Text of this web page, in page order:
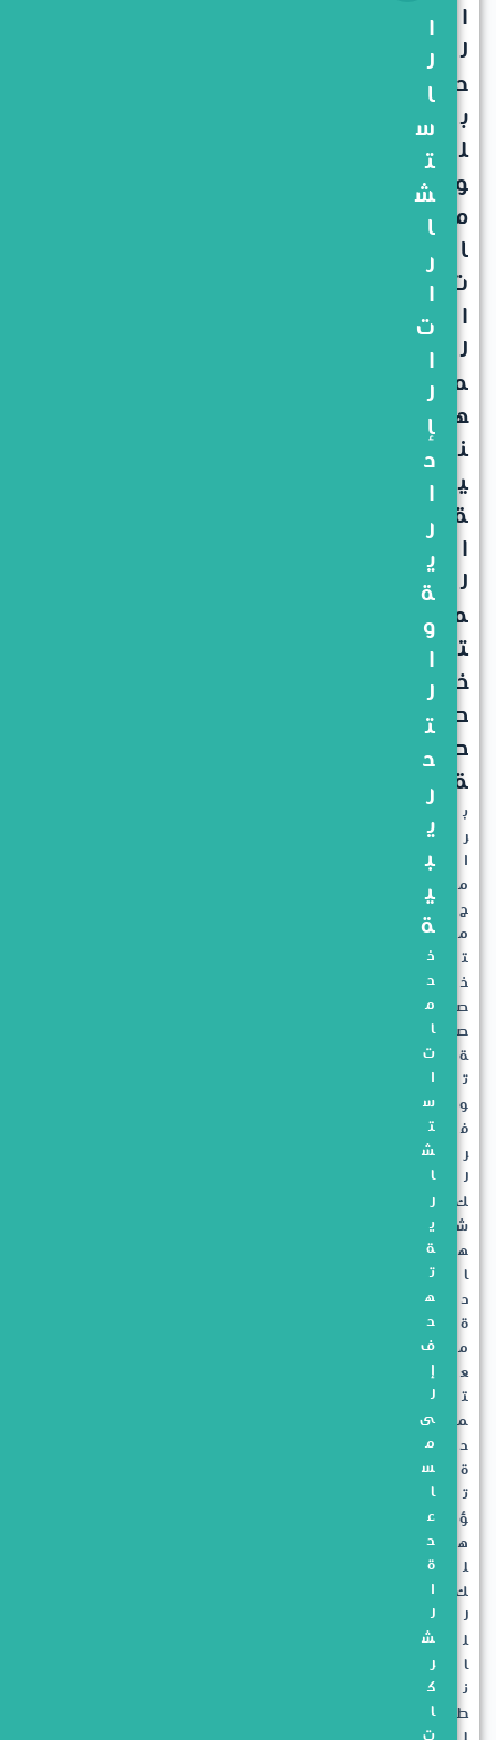
ا
ل
د
ب
ل
و
م
ا
ت
ا
ل
م
ه
ن
ي
ة
ا
ل
م
ت
خ
ص
ص
ة
ب
ر
ا
م
ج
م
ت
خ
ص
ص
ة
ت
و
ف
ر
ل
ك
ش
ه
ا
د
ة
م
ع
ت
م
د
ة
ت
ؤ
ه
ل
ك
ل
ل
ا
ن
ط
ا
ل
ا
س
ت
ش
ا
ر
ا
ت
ا
ل
إ
د
ا
ر
ي
ة
و
ا
ل
ت
د
ر
ي
ب
ي
ة
خ
د
م
ا
ت
ا
س
ت
ش
ا
ر
ي
ة
ت
ه
د
ف
إ
ل
ى
م
س
ا
ع
د
ة
ا
ل
ش
ر
ك
ا